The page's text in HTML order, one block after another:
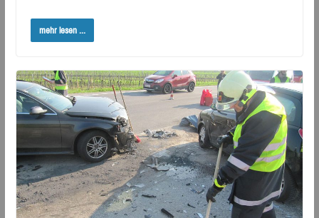
mehr lesen ...